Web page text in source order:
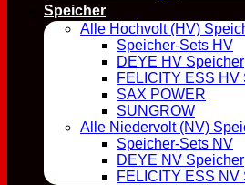
Speicher
Alle Hochvolt (HV)
Speicher-Sets HV
DEYE HV Speicher
FELICITY ESS HV
SAX POWER
SUNGROW
Alle Niedervolt (NV)
Speicher-Sets NV
DEYE NV Speicher
FELICITY ESS NV